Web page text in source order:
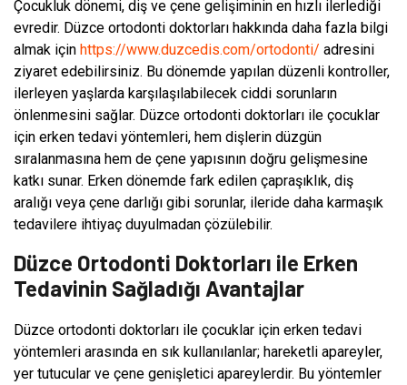
Çocukluk dönemi, diş ve çene gelişiminin en hızlı ilerlediği
evredir. Düzce ortodonti doktorları hakkında daha fazla bilgi
almak için https://www.duzcedis.com/ortodonti/ adresini
ziyaret edebilirsiniz. Bu dönemde yapılan düzenli kontroller,
ilerleyen yaşlarda karşılaşılabilecek ciddi sorunların
önlenmesini sağlar. Düzce ortodonti doktorları ile çocuklar
için erken tedavi yöntemleri, hem dişlerin düzgün
sıralanmasına hem de çene yapısının doğru gelişmesine
katkı sunar. Erken dönemde fark edilen çapraşıklık, diş
aralığı veya çene darlığı gibi sorunlar, ileride daha karmaşık
tedavilere ihtiyaç duyulmadan çözülebilir.
Düzce Ortodonti Doktorları ile Erken
Tedavinin Sağladığı Avantajlar
Düzce ortodonti doktorları ile çocuklar için erken tedavi
yöntemleri arasında en sık kullanılanlar; hareketli apareyler,
yer tutucular ve çene genişletici apareylerdir. Bu yöntemler